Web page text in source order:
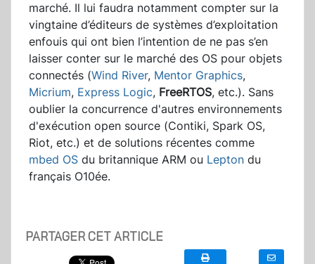
marché. Il lui faudra notamment compter sur la
vingtaine d’éditeurs de systèmes d’exploitation
enfouis qui ont bien l’intention de ne pas s’en
laisser conter sur le marché des OS pour objets
connectés (Wind River, Mentor Graphics,
Micrium, Express Logic, FreeRTOS, etc.). Sans
oublier la concurrence d'autres environnements
d'exécution open source (Contiki, Spark OS,
Riot, etc.) et de solutions récentes comme
mbed OS du britannique ARM ou Lepton du
français O10ée.
PARTAGER CET ARTICLE